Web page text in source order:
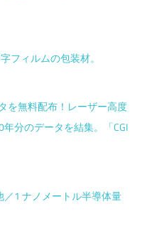
フィルムの包装材。
を無料配布！レーザー高度
年分のデータを結集。「CGI
／1 ナノメートル半導体量